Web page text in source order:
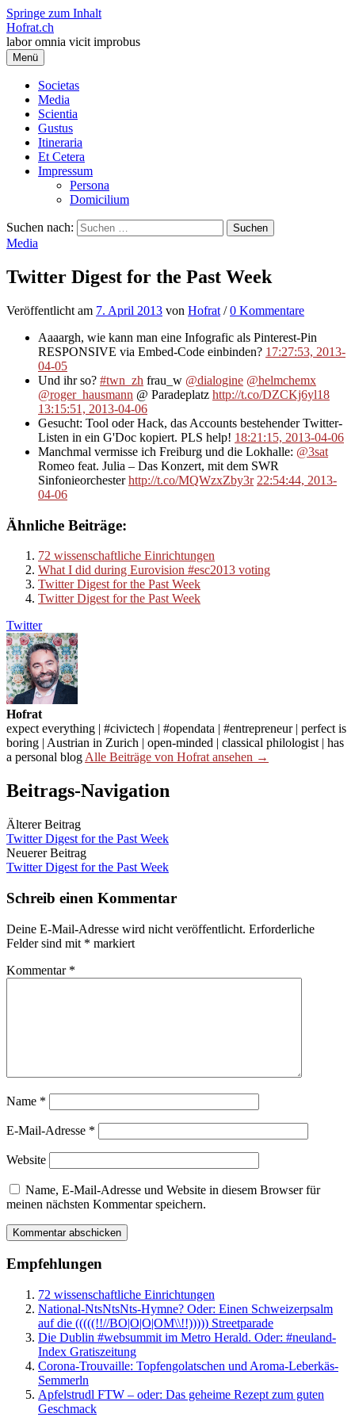
Springe zum Inhalt
Hofrat.ch
labor omnia vicit improbus
Menü
Societas
Media
Scientia
Gustus
Itineraria
Et Cetera
Impressum
Persona
Domicilium
Suchen nach:
Media
Twitter Digest for the Past Week
Veröffentlicht am 7. April 2013 von Hofrat /0 Kommentare
Aaaargh, wie kann man eine Infografic als Pinterest-Pin
RESPONSIVE via Embed-Code einbinden? 17:27:53, 2013-
04-05
Und ihr so? #twn_zh frau_w @dialogine @helmchemx
@roger_hausmann @ Paradeplatz http://t.co/DZCKj6yl18
13:15:51, 2013-04-06
Gesucht: Tool oder Hack, das Accounts bestehender Twitter-
Listen in ein G'Doc kopiert. PLS help! 18:21:15, 2013-04-06
Manchmal vermisse ich Freiburg und die Lokhalle: @3sat
Romeo feat. Julia – Das Konzert, mit dem SWR
Sinfonieorchesterhttp://t.co/MQWzxZby3r 22:54:44, 2013-
04-06
Ähnliche Beiträge:
72 wissenschaftliche Einrichtungen
What I did during Eurovision #esc2013 voting
Twitter Digest for the Past Week
Twitter Digest for the Past Week
Twitter
Hofrat
expect everything | #civictech | #opendata | #entrepreneur | perfect is
boring | Austrian in Zurich | open-minded | classical philologist | has
a personal blog Alle Beiträge von Hofrat ansehen →
Beitrags-Navigation
Älterer Beitrag
Twitter Digest for the Past Week
Neuerer Beitrag
Twitter Digest for the Past Week
Schreib einen Kommentar
Deine E-Mail-Adresse wird nicht veröffentlicht. Erforderliche
Felder sind mit * markiert
Kommentar *
Name *
E-Mail-Adresse *
Website
Name, E-Mail-Adresse und Website in diesem Browser für
meinen nächsten Kommentar speichern.
Empfehlungen
72 wissenschaftliche Einrichtungen
National-NtsNtsNts-Hymne? Oder: Einen Schweizerpsalm
auf die (((((!!//BO|O|O|OM\\!!))))) Streetparade
Die Dublin #websummit im Metro Herald. Oder: #neuland-
Index Gratiszeitung
Corona-Trouvaille: Topfengolatschen und Aroma-Leberkäs-
Semmerln
Apfelstrudl FTW – oder: Das geheime Rezept zum guten
Geschmack